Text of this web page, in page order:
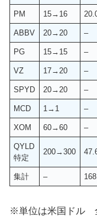
PM 15→16
ABBV 20→20 –
PG 15→15 –
VZ 17→20 –
SPYD 20→20 –
MCD 1→1 –
XOM 60→60 –
QYLD
特定
200→300
集計 –
※単位は米国ドル